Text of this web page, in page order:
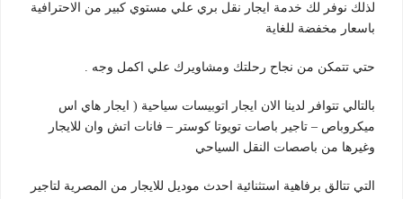
لذلك نوفر لك خدمة ايجار نقل بري علي مستوي كبير من الاحترافية
باسعار مخفضة للغاية
حتي تتمكن من نجاح رحلتك ومشاويرك علي اكمل وجه .
بالتالي تتوافر لدينا الان ايجار اتوبيسات سياحية ( ايجار هاي اس
ميكروباص – تاجير باصات تويوتا كوستر – فانات اتش وان للايجار
وغيرها من باصصات النقل السياحي
التي تتالق برفاهية استثنائية احدث موديل للايجار من المصرية لتاجير